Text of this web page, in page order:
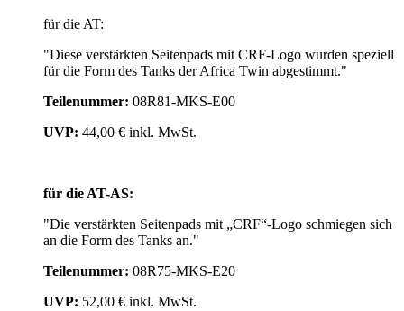
für die AT:
"Diese verstärkten Seitenpads mit CRF-Logo wurden speziell
für die Form des Tanks der Africa Twin abgestimmt."
Teilenummer: 08R81-MKS-E00
UVP: 44,00 € inkl. MwSt.
für die AT-AS:
"Die verstärkten Seitenpads mit „CRF“-Logo schmiegen sich
an die Form des Tanks an."
Teilenummer: 08R75-MKS-E20
UVP: 52,00 € inkl. MwSt.